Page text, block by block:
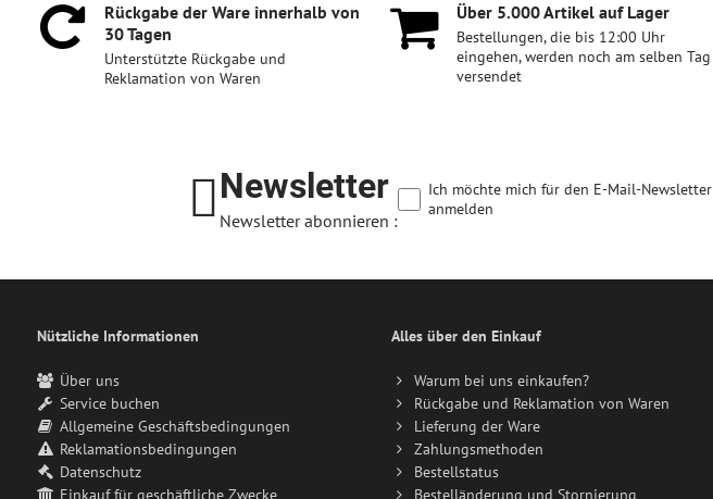
Rückgabe der Ware innerhalb von
30 Tagen
Unterstützte Rückgabe und
Reklamation von Waren
Über 5​.000 Artikel auf Lager
Bestellungen, die bis 12:00 Uhr
eingehen, werden noch am selben Tag
versendet
Newsletter
Newsletter abonnieren :
Ich möchte mich für den E-Mail-Newsletter
anmelden
Nützliche Informationen
Über uns
Service buchen
Allgemeine Geschäftsbedingungen
Reklamationsbedingungen
Datenschutz
Einkauf für geschäftliche Zwecke
Alles über den Einkauf
Warum bei uns einkaufen?
Rückgabe und Reklamation von Waren
Lieferung der Ware
Zahlungsmethoden
Bestellstatus
Bestelländerung und Stornierung